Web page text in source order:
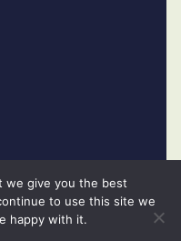
we give you the best
to use this site we
happy with it.